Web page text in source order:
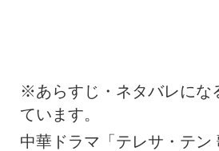
※あらすじ・ネタバレにな
ています。
中華ドラマ「テレサ・テン